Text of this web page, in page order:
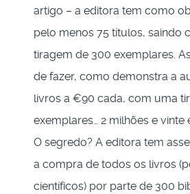
artigo – a editora tem como
pelo menos 75 títulos, saindo
tiragem de 300 exemplares.
de fazer, como demonstra a
livros a €90 cada, com uma
exemplares… 2 milhões e vinte
O segredo? A editora tem
a compra de todos os livros
científicos) por parte de 300